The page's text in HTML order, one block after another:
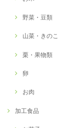
野菜・豆類
山菜・きのこ
栗・果物類
卵
お肉
加工食品